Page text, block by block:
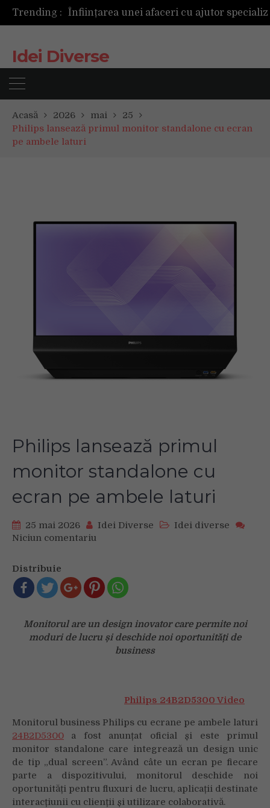
Trending :
Idei Diverse
Acasă 2026 mai
25
Philips lansează primul monitor standalone cu ecran
pe ambele laturi
Philips lansează primul
monitor standalone cu
ecran pe ambele laturi
25 mai 2026 Idei Diverse
Idei diverse
Niciun comentariu
primul
monitor
standalone
ecran
pe
ambele
Distribuie
Monitorul are un design inovator care permite noi
moduri de lucru și deschide noi oportunități de
business
Philips 24B2D5300 Video
Monitorul business Philips cu ecrane pe ambele laturi
24B2D5300 a fost anunțat oficial și este primul
monitor standalone care integrează un design unic
de tip „dual screen”. Având câte un ecran pe fiecare
parte a dispozitivului, monitorul deschide noi
oportunități pentru fluxuri de lucru, aplicații destinate
interacțiunii cu clienții și utilizare colaborativă.